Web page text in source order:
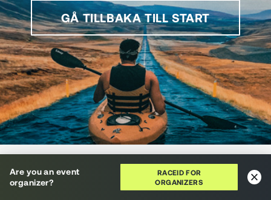
GÅ TILLBAKA TILL START
användarupplevelse. Genom att använda den här
webbplatsen godkänner du vår
cookiepolicy
Are you an event
organizer?
RACEID FOR
ORGANIZERS